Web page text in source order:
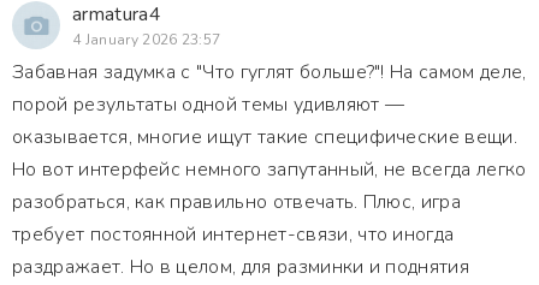
armatura4
4 January 2026 23:57
Забавная задумка с "Что гуглят больше?"! На самом деле,
порой результаты одной темы удивляют —
оказывается, многие ищут такие специфические вещи.
Но вот интерфейс немного запутанный, не всегда легко
разобраться, как правильно отвечать. Плюс, игра
требует постоянной интернет-связи, что иногда
раздражает. Но в целом, для разминки и поднятия